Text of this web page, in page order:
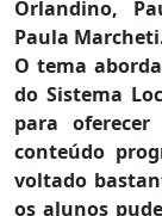
Orlandino,
Paula
O tema
do Sistema
para
conteúdo
voltado
os alunos